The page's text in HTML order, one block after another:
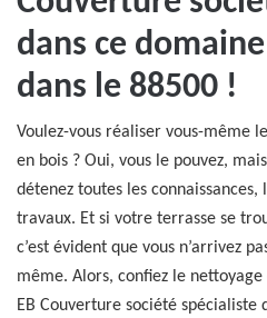
dans ce
dans le 88500 !
Voulez-vous réaliser vous-même
en bois ? Oui, vous le pouvez,
détenez toutes les
travaux. Et si votre terrasse se
c’est évident que vous n’arrivez
même. Alors, confiez le
EB Couverture société spécialiste